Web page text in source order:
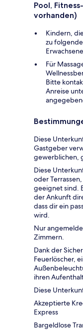
Pool,
vorhanden)
Kindern,
zu
Für
Bitte
Anreise
Diese
Gastgeber
gewerblichen,
Diese
oder
geeignet sind.
der Ankunft
dass dir ein
wird.
Nur
Zimmern.
Dank der
Feuerlöscher,
ihren
Diese
Akzeptierte
Express
Bargeldlose